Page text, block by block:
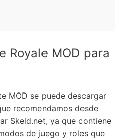
Royale MOD para
MOD se puede descargar
recomendamos desde
Skeld.net, ya que contiene
de juego y roles que